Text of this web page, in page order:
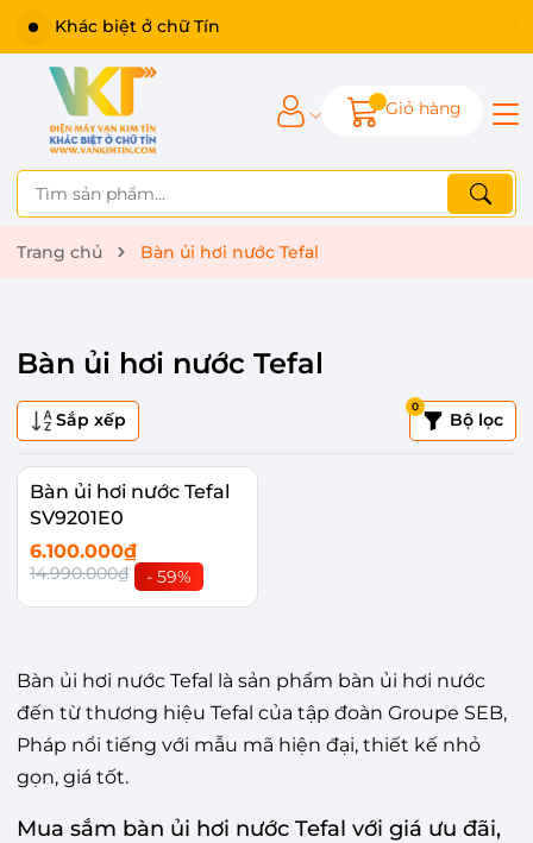
Khác biệt ở chữ Tín
Giỏ hàng
Trang chủ Bàn ủi hơi nước Tefal
Bàn ủi hơi nước Tefal
Sắp xếp Bộ lọc
0
Bàn ủi hơi nước Tefal
SV9201E0
6.100.000₫
14.990.000₫ - 59%
Bàn ủi hơi nước Tefal là sản phẩm bàn ủi hơi nước
đến từ thương hiệu Tefal của tập đoàn Groupe SEB,
Pháp nổi tiếng với mẫu mã hiện đại, thiết kế nhỏ
gọn, giá tốt.
Mua sắm bàn ủi hơi nước Tefal với giá ưu đãi,